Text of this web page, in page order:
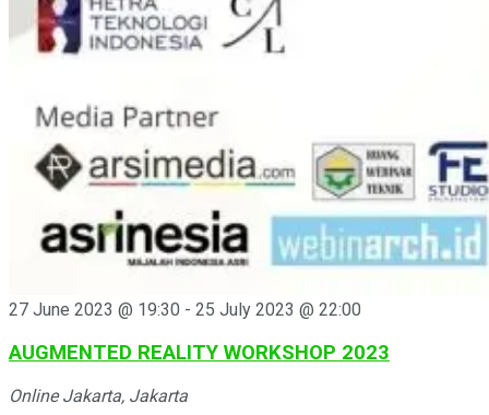
27 June 2023 @ 19:30 - 25 July 2023 @ 22:00
AUGMENTED REALITY WORKSHOP 2023
OnlineJakarta, Jakarta